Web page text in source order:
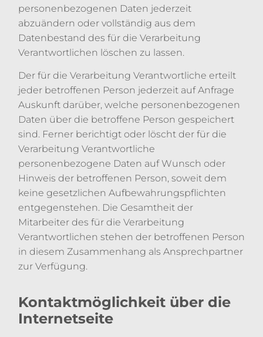
personenbezogenen Daten jederzeit
abzuändern oder vollständig aus dem
Datenbestand des für die Verarbeitung
Verantwortlichen löschen zu lassen.
Der für die Verarbeitung Verantwortliche erteilt
jeder betroffenen Person jederzeit auf Anfrage
Auskunft darüber, welche personenbezogenen
Daten über die betroffene Person gespeichert
sind. Ferner berichtigt oder löscht der für die
Verarbeitung Verantwortliche
personenbezogene Daten auf Wunsch oder
Hinweis der betroffenen Person, soweit dem
keine gesetzlichen Aufbewahrungspflichten
entgegenstehen. Die Gesamtheit der
Mitarbeiter des für die Verarbeitung
Verantwortlichen stehen der betroffenen Person
in diesem Zusammenhang als Ansprechpartner
zur Verfügung.
Kontaktmöglichkeit über die
Internetseite